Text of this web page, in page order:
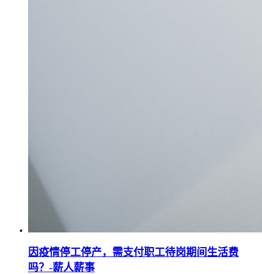
因疫情停工停产，需支付职工待岗期间生活费
吗？-薪人薪事